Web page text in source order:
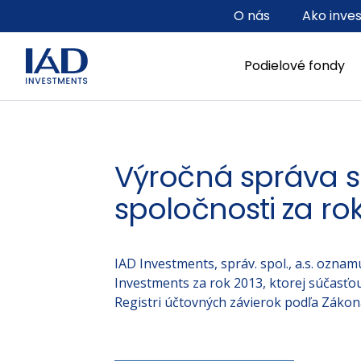
Podielové fondy
O nás Ako
Výročná správa
spoločnosti za
IAD Investments, správ. spol., a.s.
Investments za rok 2013, ktorej
Registri účtovných závierok podľa